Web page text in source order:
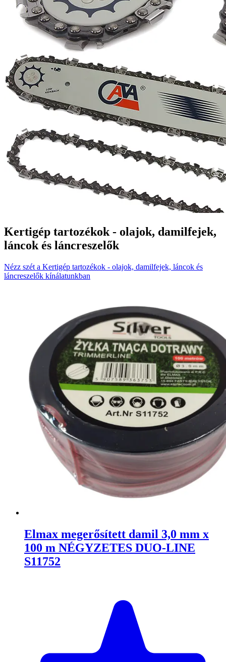
Kertigép tartozékok - olajok, damilfejek,
láncok és láncreszelők
Nézz szét a Kertigép tartozékok - olajok, damilfejek, láncok és
láncreszelők kínálatunkban
Elmax megerősített damil 3,0 mm x
100 m NÉGYZETES DUO-LINE
S11752